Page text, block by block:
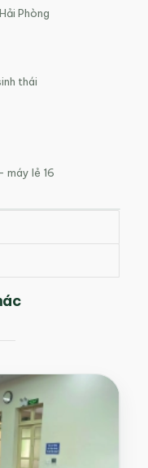
Phòng
thái
lẻ 16